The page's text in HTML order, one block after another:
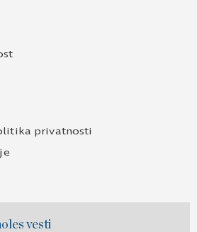
privatnosti
vesti